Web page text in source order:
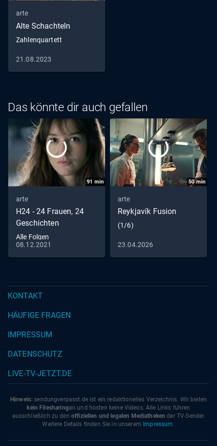
arte
Alte Schachteln
Zahlenquartett
21.08.2023
Das könnte dir auch gefallen
91 min
arte
H24 - 24 Frauen, 24
Geschichten
Alle Folgen
08.12.2021
50 min
arte
Reykjavík Fusion
(1/6)
23.04.2026
KONTAKT
HÄUFIGE FRAGEN
IMPRESSUM
DATENSCHUTZ
LIVE-TV-JETZT.DE
Hinweis: sendungverpasst.de ist ein redaktionelles Verzeichnis. Wir bieten
kein Filesharingan und hosten keine Videos. Alle Links führen
ausschließlich zu den offiziellen und legalen Mediatheken der TV-Sender.
Weitere Details finden Sie in unserem Impressum.